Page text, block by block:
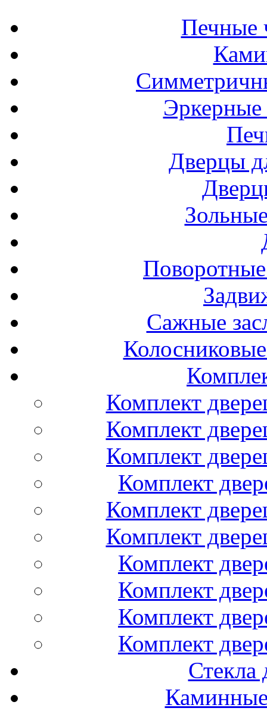
Печные
Дверцы
Сажные
Комплект
Комплект
Комплект
Комплект
Комплект
Комплект
Комплект
Комплект
Комплект
Комплект
Стекла